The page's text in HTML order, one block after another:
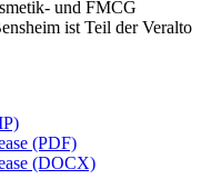
und FMCG
ist Teil der Veralto
(PDF)
(DOCX)